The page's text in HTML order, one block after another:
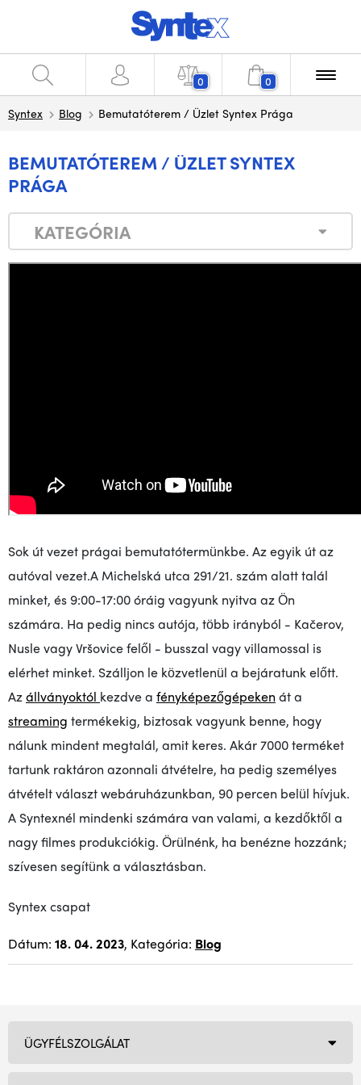
0 0
Syntex Blog Bemutatóterem / Üzlet Syntex Prága
BEMUTATÓTEREM / ÜZLET SYNTEX
PRÁGA
KATEGÓRIA
Sok út vezet prágai bemutatótermünkbe. Az egyik út az
autóval vezet.A Michelská utca 291/21. szám alatt talál
minket, és 9:00-17:00 óráig vagyunk nyitva az Ön
számára. Ha pedig nincs autója, több irányból - Kačerov,
Nusle vagy Vršovice felől - busszal vagy villamossal is
elérhet minket. Szálljon le közvetlenül a bejáratunk előtt.
Azállványoktól kezdve a fényképezőgépeken át a
streaming termékekig, biztosak vagyunk benne, hogy
nálunk mindent megtalál, amit keres. Akár 7000 terméket
tartunk raktáron azonnali átvételre, ha pedig személyes
átvételt választ webáruházunkban, 90 percen belül hívjuk.
A Syntexnél mindenki számára van valami, a kezdőktől a
nagy filmes produkciókig. Örülnénk, ha benézne hozzánk;
szívesen segítünk a választásban.
Syntex csapat
Dátum: 18. 04. 2023, Kategória: Blog
ÜGYFÉLSZOLGÁLAT